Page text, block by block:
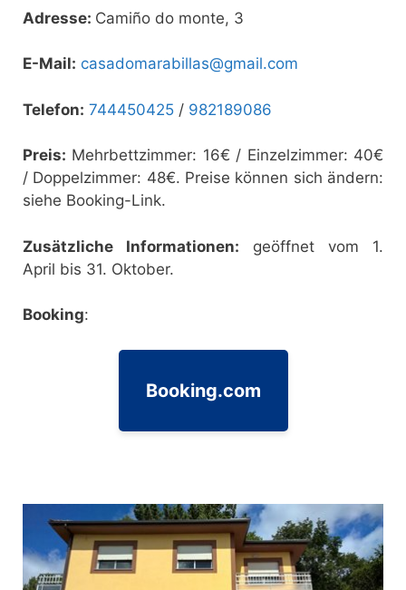
Adresse: Camiño do monte, 3
E-Mail: casadomarabillas@gmail.com
Telefon: 744450425 / 982189086
Preis: Mehrbettzimmer: 16€ / Einzelzimmer: 40€
/ Doppelzimmer: 48€. Preise können sich ändern:
siehe Booking-Link.
Zusätzliche Informationen: geöffnet vom 1.
April bis 31. Oktober.
Booking:
Booking.com